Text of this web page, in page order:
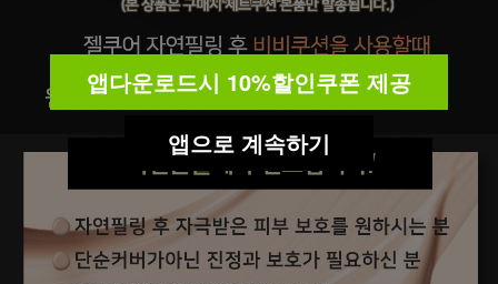
앱다운로드시 10%할인쿠폰 제공
앱으로 계속하기